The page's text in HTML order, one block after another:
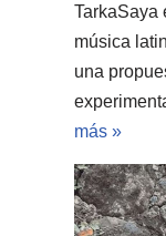
TarkaSaya
música
una
más »